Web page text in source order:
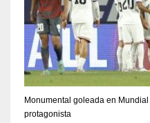
Monumental goleada en
protagonista